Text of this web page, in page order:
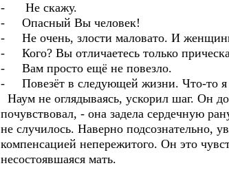
- Не скажу.
- Опасный Вы человек!
- Не очень, злости маловато. И
- Кого? Вы отличаетесь только
- Вам просто ещё не повезло.
- Повезёт в следующей жизни. Что-то я
Наум не оглядываясь, ускорил шаг. Он
почувствовал, - она задела сердечную
не случилось. Наверно подсознательно,
компенсацией непережитого. Он это
несостоявшаяся мать.